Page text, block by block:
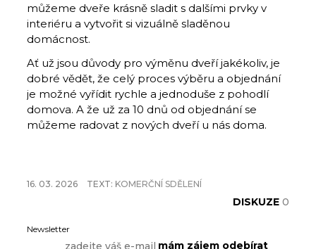
můžeme dveře krásně sladit s dalšími prvky v
interiéru a vytvořit si vizuálně sladěnou
domácnost.
Ať už jsou důvody pro výměnu dveří jakékoliv, je
dobré vědět, že celý proces výběru a objednání
je možné vyřídit rychle a jednoduše z pohodlí
domova. A že už za 10 dnů od objednání se
můžeme radovat z nových dveří u nás doma.
16. 03. 2026 TEXT: KOMERČNÍ SDĚLENÍ
DISKUZE 0
Newsletter